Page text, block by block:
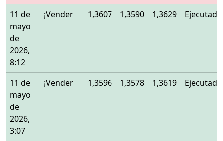
11 de
mayo
de
2026,
8:12
¡Vender 1,3607 1,3590 1,3629 Ejecutado
11 de
mayo
de
2026,
3:07
¡Vender 1,3596 1,3578 1,3619 Ejecutado